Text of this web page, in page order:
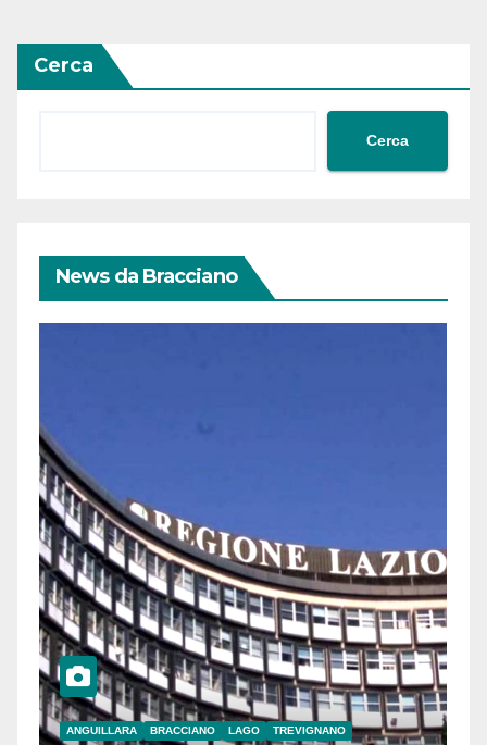
Cerca
Cerca
News da Bracciano
ANGUILLARA BRACCIANO LAGO TREVIGNANO